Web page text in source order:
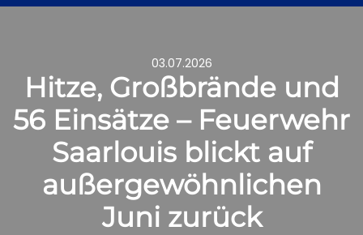
03.07.2026
Hitze, Großbrände und
56 Einsätze – Feuerwehr
Saarlouis blickt auf
außergewöhnlichen
Juni zurück